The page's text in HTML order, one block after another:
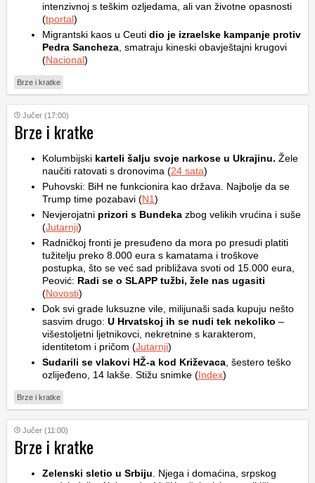
intenzivnoj s teškim ozljedama, ali van životne opasnosti
(tportal)
Migrantski kaos u Ceuti dio je izraelske kampanje protiv
Pedra Sancheza , smatraju kineski obavještajni krugovi
(Nacional)
Brze i kratke
Jučer (17:00)
Brze i kratke
Kolumbijski karteli šalju svoje narkose u Ukrajinu. Žele
naučiti ratovati s dronovima (24 sata)
Puhovski: BiH ne funkcionira kao država. Najbolje da se
Trump time pozabavi (N1)
Nevjerojatni prizori s Bundeka zbog velikih vrućina i suše
(Jutarnji)
Radničkoj fronti je presuđeno da mora po presudi platiti
tužitelju preko 8.000 eura s kamatama i troškove
postupka, što se već sad približava svoti od 15.000 eura,
Peović: Radi se o SLAPP tužbi, žele nas ugasiti
(Novosti)
Dok svi grade luksuzne vile, milijunaši sada kupuju nešto
sasvim drugo: U Hrvatskoj ih se nudi tek nekoliko –
višestoljetni ljetnikovci, nekretnine s karakterom,
identitetom i pričom (Jutarnji)
Sudarili se vlakovi HŽ-a kod Križevaca , šestero teško
ozlijeđeno, 14 lakše. Stižu snimke (Index)
Brze i kratke
Jučer (11:00)
Brze i kratke
Zelenski sletio u Srbiju . Njega i domaćina, srpskog